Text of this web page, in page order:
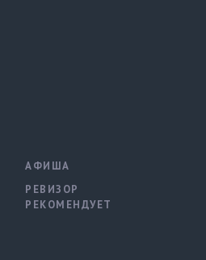
АФИША
РЕВИЗОР
РЕКОМЕНДУЕТ